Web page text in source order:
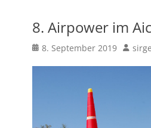
8. Airpower im
Posted
8. September 2019 Author